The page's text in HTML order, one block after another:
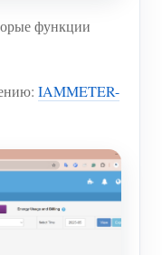
функции
IAMMETER-